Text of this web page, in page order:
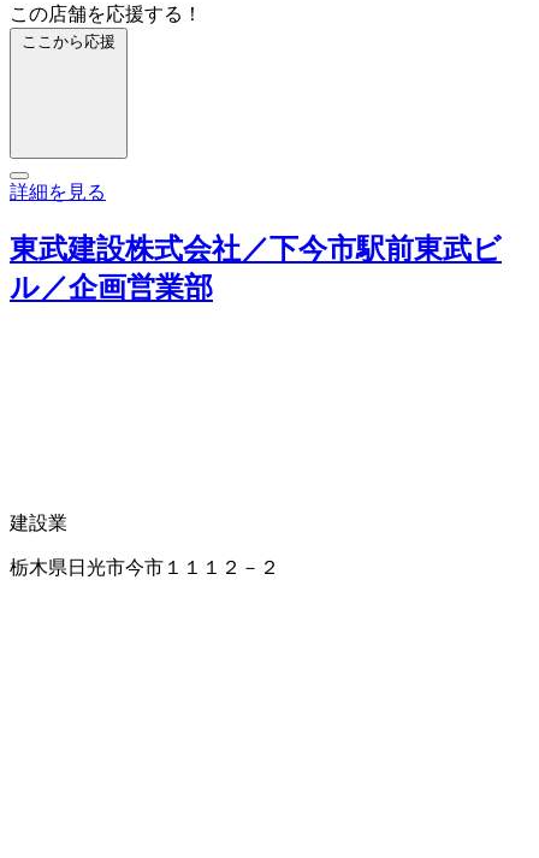
この店舗を応援する！
ここから応援
詳細を見る
東武建設株式会社／下今市駅前東武ビ
ル／企画営業部
建設業
栃木県日光市今市１１１２－２